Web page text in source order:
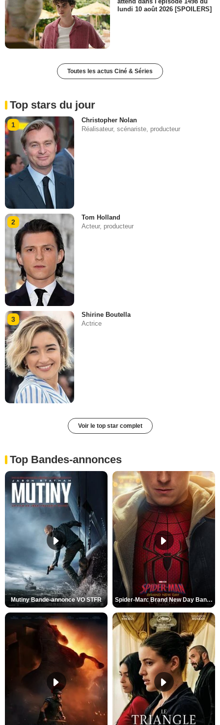
lundi 10 août 2026 [SPOILERS]
Toutes les actus Ciné & Séries
Top stars du jour
1
Christopher Nolan
Réalisateur, scénariste, producteur
2
Tom Holland
Acteur, producteur
3
Shirine Boutella
Actrice
Voir le top star complet
Top Bandes-annonces
Mutiny Bande-annonce VO STFR Spider-Man: Brand New Day Bande-annonce VO STFR